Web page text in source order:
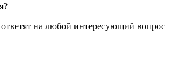
на любой интересующий вопрос